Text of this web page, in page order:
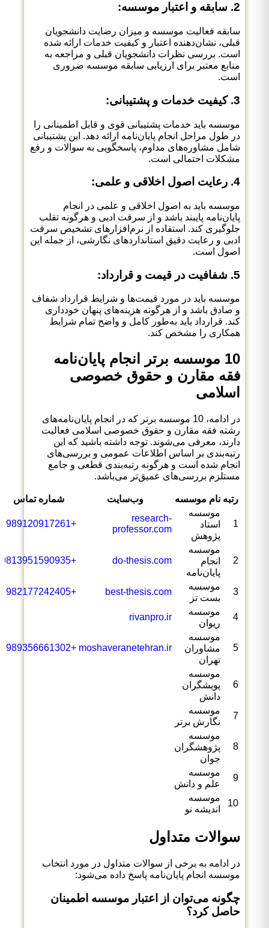
2. سابقه و اعتبار موسسه:
سابقه فعالیت موسسه و میزان رضایت دانشجویان
قبلی، نشان‌دهنده اعتبار و کیفیت خدمات ارائه شده
است. بررسی نظرات دانشجویان قبلی و مراجعه به
منابع معتبر برای ارزیابی سابقه موسسه ضروری
است.
3. کیفیت خدمات و پشتیبانی:
موسسه باید خدمات پشتیبانی قوی و قابل اطمینانی را
در طول مراحل انجام پایان‌نامه ارائه دهد. این پشتیبانی
شامل مشاوره‌های مداوم، پاسخگویی به سوالات و رفع
مشکلات احتمالی است.
4. رعایت اصول اخلاقی و علمی:
موسسه باید به اصول اخلاقی و علمی در انجام
پایان‌نامه پایبند باشد و از سرقت ادبی و هرگونه تقلب
جلوگیری کند. استفاده از نرم‌افزارهای تشخیص سرقت
ادبی و رعایت دقیق استانداردهای نگارشی، از جمله این
اصول است.
5. شفافیت در قیمت و قرارداد:
موسسه باید در مورد قیمت‌ها و شرایط قرارداد شفاف
و صادق باشد و از هرگونه هزینه‌های پنهان خودداری
کند. قرارداد باید به‌طور کامل و واضح تمام شرایط
همکاری را مشخص کند.
10 موسسه برتر انجام پایان‌نامه
فقه مقارن و حقوق خصوصی
اسلامی
در ادامه، 10 موسسه برتر که در انجام پایان‌نامه‌های
رشته فقه مقارن و حقوق خصوصی اسلامی فعالیت
دارند، معرفی می‌شوند. توجه داشته باشید که این
رتبه‌بندی بر اساس اطلاعات عمومی و بررسی‌های
انجام شده است و هرگونه رتبه‌بندی قطعی و جامع
مستلزم بررسی‌های عمیق‌تر می‌باشد.
رتبه نام موسسه وب‌سایت شماره تماس
1
موسسه
استاد
پژوهش
research-
professor.com
+989120917261
2
موسسه
انجام
پایان‌نامه
do-thesis.com
+9813951590935
3
موسسه
بست تز
best-thesis.com
+982177242405
4
موسسه
ریوان
rivanpro.ir
5
موسسه
مشاوران
تهران
moshaveranetehran.ir
+989356661302
6
موسسه
پویشگران
دانش
7
موسسه
نگارش برتر
8
موسسه
پژوهشگران
جوان
9
موسسه
علم و دانش
10
موسسه
اندیشه نو
سوالات متداول
در ادامه به برخی از سوالات متداول در مورد انتخاب
موسسه انجام پایان‌نامه پاسخ داده می‌شود:
چگونه می‌توان از اعتبار موسسه اطمینان
حاصل کرد؟